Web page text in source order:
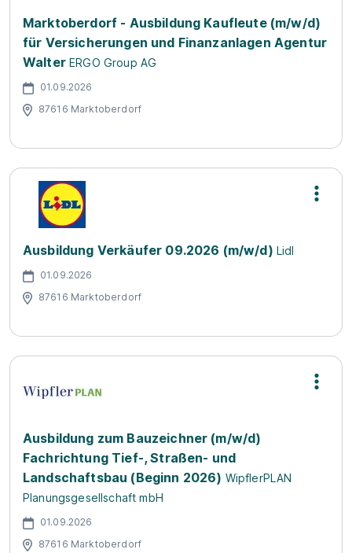
Marktoberdorf - Ausbildung Kaufleute (m/w/d)
für Versicherungen und Finanzanlagen Agentur
Walter ERGO Group AG
01.09.2026
87616 Marktoberdorf
Ausbildung Verkäufer 09.2026 (m/w/d) Lidl
01.09.2026
87616 Marktoberdorf
Ausbildung zum Bauzeichner (m/w/d)
Fachrichtung Tief-, Straßen- und
Landschaftsbau (Beginn 2026) WipflerPLAN
Planungsgesellschaft mbH
01.09.2026
87616 Marktoberdorf